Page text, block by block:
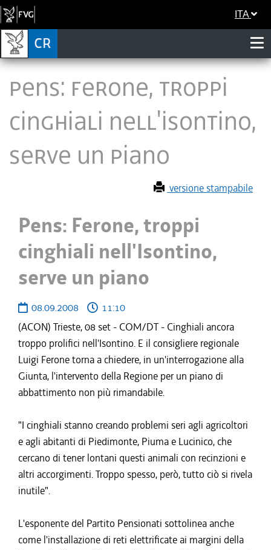
ITA
Pens: Ferone, troppi
cinghiali nell'Isontino,
serve un piano
versione stampabile
Pens: Ferone, troppi
cinghiali nell'Isontino,
serve un piano
08.09.2008
11:10
(ACON) Trieste, 08 set - COM/DT - Cinghiali ancora
troppo prolifici nell'Isontino. E il consigliere regionale
Luigi Ferone torna a chiedere, in un'interrogazione alla
Giunta, l'intervento della Regione per un piano di
abbattimento non più rimandabile.
"I cinghiali stanno creando problemi seri agli agricoltori
e agli abitanti di Piedimonte, Piuma e Lucinico, che
cercano di tener lontani questi animali con recinzioni e
altri accorgimenti. Troppo spesso, però, tutto ciò si rivela
inutile".
L'esponente del Partito Pensionati sottolinea anche
come l'installazione di reti elettrificate ai margini della